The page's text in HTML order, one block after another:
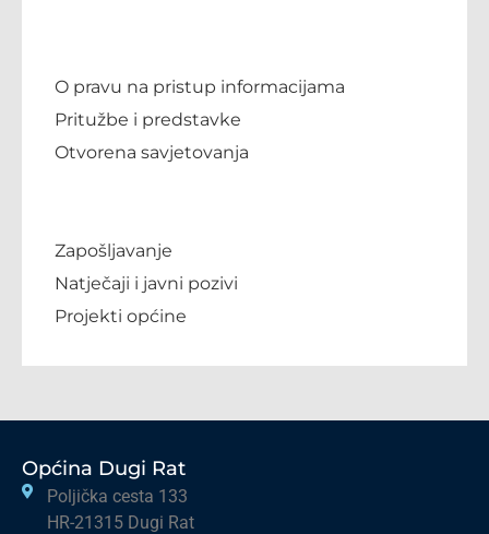
O pravu na pristup informacijama
Pritužbe i predstavke
Otvorena savjetovanja
Zapošljavanje
Natječaji i javni pozivi
Projekti općine
Općina Dugi Rat
Poljička cesta 133
HR-21315 Dugi Rat